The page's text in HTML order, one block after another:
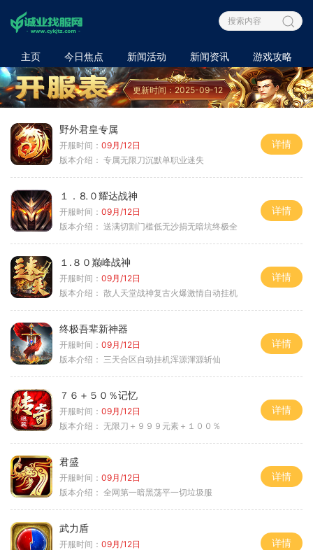
主页 今日焦点 新闻活动 新闻资讯 游戏攻略
更新时间：2025-09-12
野外君皇专属
开服时间： 09月/12日
版本介绍： 专属无限刀沉默单职业迷失
详情
１．⒏０耀达战神
开服时间： 09月/12日
版本介绍： 送满切割门槛低无沙捐无暗坑终极全
详情
１.８０巅峰战神
开服时间： 09月/12日
版本介绍： 散人天堂战神复古火爆激情自动挂机
详情
终极吾辈新神器
开服时间： 09月/12日
版本介绍： 三天合区自动挂机浑源渾源斩仙
详情
７６＋５０％记忆
开服时间： 09月/12日
版本介绍： 无限刀＋９９９元素＋１００％
详情
君盛
开服时间： 09月/12日
版本介绍： 全网第一暗黑荡平一切垃圾服
详情
武力盾
开服时间： 09月/12日
详情